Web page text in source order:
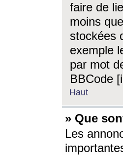
faire de
moins
stockées
exemple
par mot
BBCode
Haut
» Que
Les